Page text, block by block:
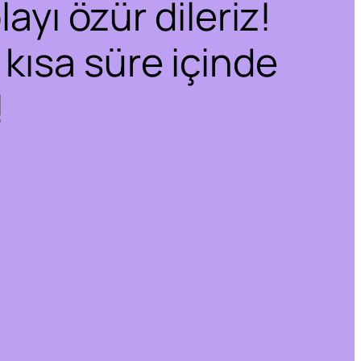
özür dileriz!
süre içinde